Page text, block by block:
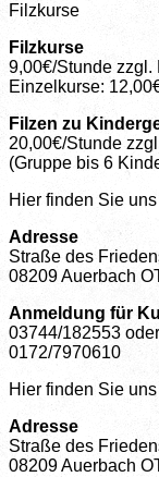
Filzkurse
Filzkurse
9,00€/Stunde zzgl.
Einzelkurse:
Filzen zu
20,00€/Stunde
(Gruppe bis 6
Hier finden Sie uns
Adresse
Straße des
08209 Auerbach
Anmeldung für
03744/182553 oder
0172/7970610
Hier finden Sie uns
Adresse
Straße des
08209 Auerbach